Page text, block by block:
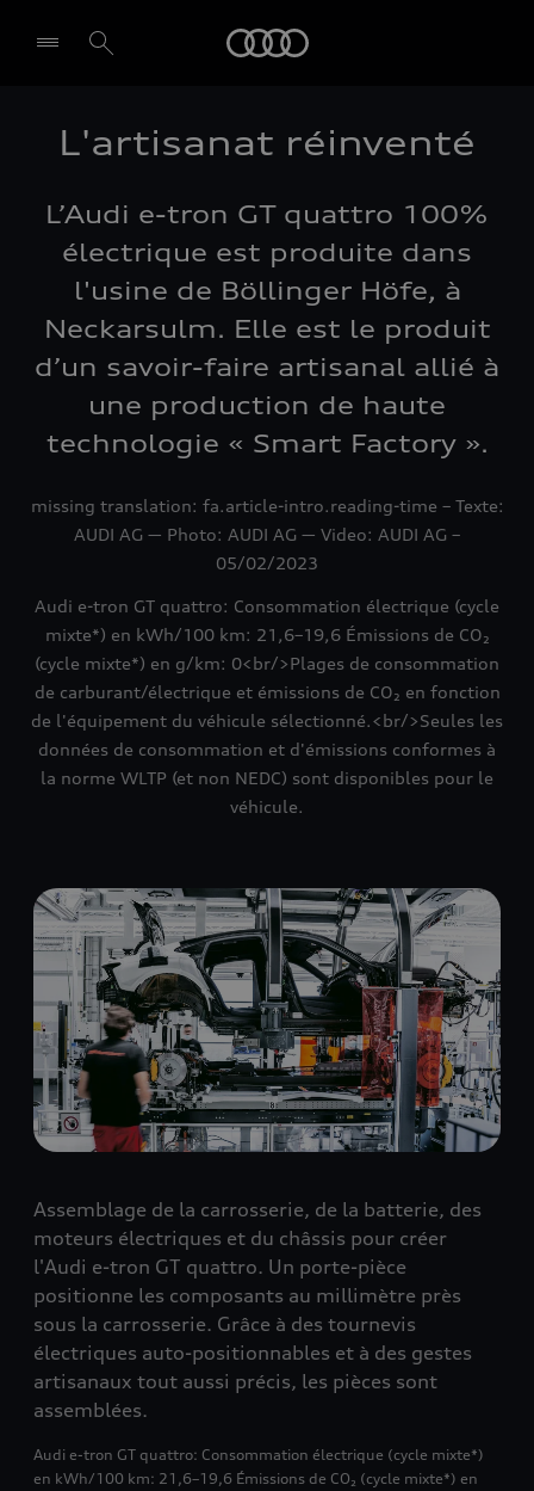
L'artisanat réinventé
L’Audi e-tron GT quattro 100%
électrique est produite dans
l'usine de Böllinger Höfe, à
Neckarsulm. Elle est le produit
d’un savoir-faire artisanal allié à
une production de haute
technologie « Smart Factory ».
missing translation: fa.article-intro.reading-time – Texte:
AUDI AG ― Photo: AUDI AG ― Video: AUDI AG –
05/02/2023
Audi e-tron GT quattro: Consommation électrique (cycle
mixte*) en kWh/100 km: 21,6–19,6 Émissions de CO₂
(cycle mixte*) en g/km: 0<br/>Plages de consommation
de carburant/électrique et émissions de CO₂ en fonction
de l'équipement du véhicule sélectionné.<br/>Seules les
données de consommation et d'émissions conformes à
la norme WLTP (et non NEDC) sont disponibles pour le
véhicule.
Assemblage de la carrosserie, de la batterie, des
moteurs électriques et du châssis pour créer
l'Audi e-tron GT quattro. Un porte-pièce
positionne les composants au millimètre près
sous la carrosserie. Grâce à des tournevis
électriques auto-positionnables et à des gestes
artisanaux tout aussi précis, les pièces sont
assemblées.
Audi e-tron GT quattro: Consommation électrique (cycle mixte*)
en kWh/100 km: 21,6–19,6 Émissions de CO₂ (cycle mixte*) en